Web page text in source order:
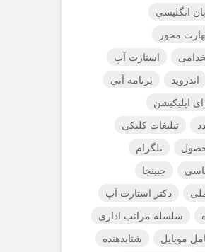
انگلیسی
محور
استارت آپ
اندروید
برنامه آنی
اپلیکیشن
تبلیغات کلیکی
تلگرام
جبینجا
دکتر استارت آپ
سلسله مراتب اداری
موبایل
شتابدهنده